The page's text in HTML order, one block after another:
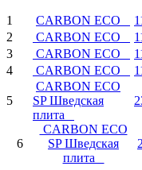
1 CARBON ECO
2 CARBON ECO
3
CARBON ECO
4
CARBON ECO
5
CARBON ECO
SP Шведская
плита
6
CARBON ECO
SP Шведская
плита